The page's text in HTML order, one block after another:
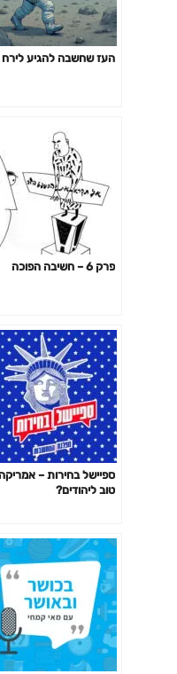
העז שחשבה להגיע לירח
פרק 6 – חשיבה הפוכה
ספיישל בחירות –
טוב ליהודים?